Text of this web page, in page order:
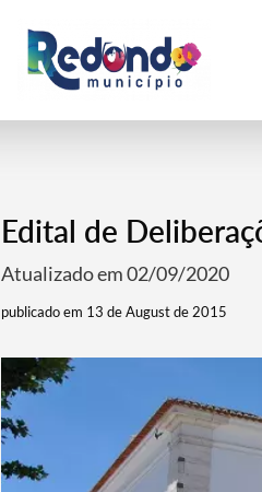
Edital de
Atualizado em 02/09/2020
publicado em 13 de August de 2015